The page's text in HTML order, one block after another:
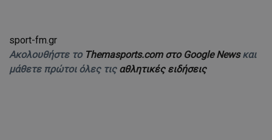
sport-fm.gr
Ακολουθήστε το Themasports.com στο Google Newsκαι
μάθετε πρώτοι όλες τις αθλητικές ειδήσεις